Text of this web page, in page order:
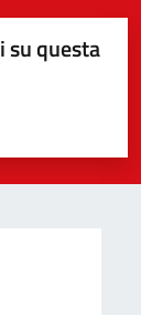
su questa